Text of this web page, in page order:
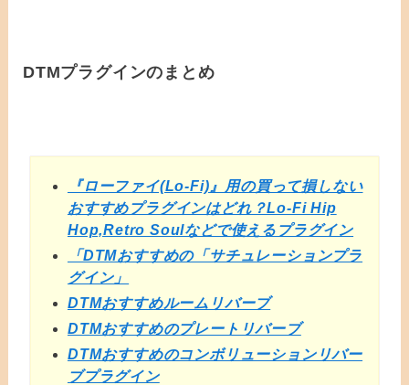
DTMプラグインのまとめ
『ローファイ(Lo-Fi)』用の買って損しない
おすすめプラグインはどれ？Lo-Fi Hip
Hop,Retro Soulなどで使えるプラグイン
「DTMおすすめの「サチュレーションプラ
グイン」
DTMおすすめルームリバーブ
DTMおすすめのプレートリバーブ
DTMおすすめのコンボリューションリバー
ブプラグイン